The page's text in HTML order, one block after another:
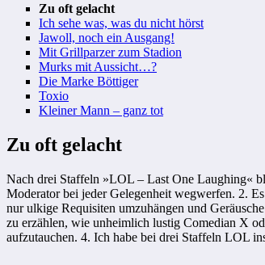
Zu oft gelacht
Ich sehe was, was du nicht hörst
Jawoll, noch ein Ausgang!
Mit Grillparzer zum Stadion
Murks mit Aussicht…?
Die Marke Böttiger
Toxio
Kleiner Mann – ganz tot
Zu oft gelacht
Nach drei Staffeln »LOL – Last One Laughing«
Moderator bei jeder Gelegenheit wegwerfen. 2.
nur ulkige Requisiten umzuhängen und
zu erzählen, wie unheimlich lustig Comedian X
aufzutauchen. 4. Ich habe bei drei Staffeln LOL